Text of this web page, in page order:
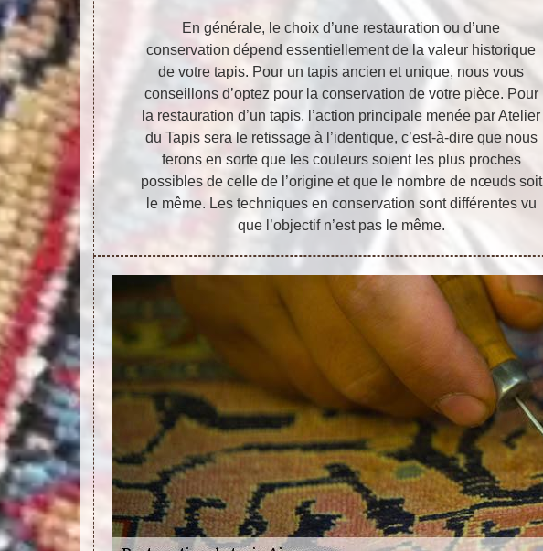
En générale, le choix d’une restauration ou d’une
conservation dépend essentiellement de la valeur historique
de votre tapis. Pour un tapis ancien et unique, nous vous
conseillons d’optez pour la conservation de votre pièce. Pour
la restauration d’un tapis, l’action principale menée par Atelier
du Tapis sera le retissage à l’identique, c’est-à-dire que nous
ferons en sorte que les couleurs soient les plus proches
possibles de celle de l’origine et que le nombre de nœuds soit
le même. Les techniques en conservation sont différentes vu
que l’objectif n’est pas le même.